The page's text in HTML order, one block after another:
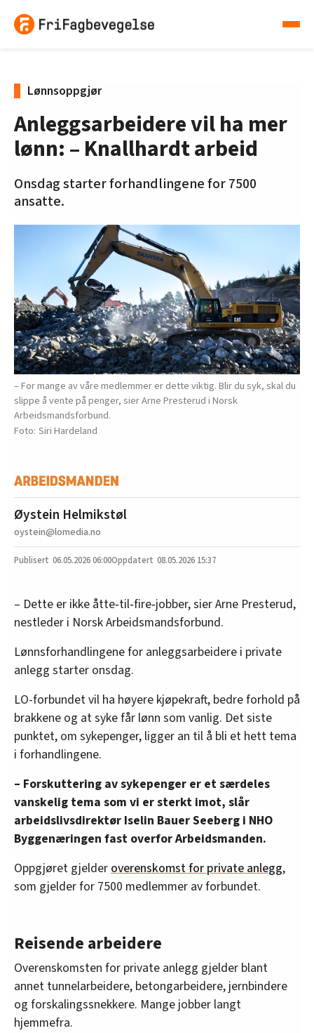
Lønnsoppgjør
Anleggsarbeidere vil ha mer
lønn: – Knallhardt arbeid
Onsdag starter forhandlingene for 7500
ansatte.
– For mange av våre medlemmer er dette viktig. Blir du syk, skal du
slippe å vente på penger, sier Arne Presterud i Norsk
Arbeidsmandsforbund.
Siri Hardeland
Øystein Helmikstøl
oystein@lomedia.no
06.05.202606:00 08.05.2026 15:37
– Dette er ikke åtte‑til‑fire‑jobber, sier Arne Presterud,
nestleder i Norsk Arbeidsmandsforbund.
Lønnsforhandlingene for anleggsarbeidere i private
anlegg starter onsdag.
LO-forbundet vil ha høyere kjøpekraft, bedre forhold på
brakkene og at syke får lønn som vanlig. Det siste
punktet, om sykepenger, ligger an til å bli et hett tema
i forhandlingene.
– Forskuttering av sykepenger er et særdeles
vanskelig tema som vi er sterkt imot, slår
arbeidslivsdirektør Iselin Bauer Seeberg i NHO
Byggenæringen fast overfor Arbeidsmanden.
Oppgjøret gjelderoverenskomst for private anlegg,
som gjelder for 7500 medlemmer av forbundet.
Reisende arbeidere
Overenskomsten for private anlegg gjelder blant
annet tunnelarbeidere, betongarbeidere, jernbindere
og forskalingssnekkere. Mange jobber langt
hjemmefra.